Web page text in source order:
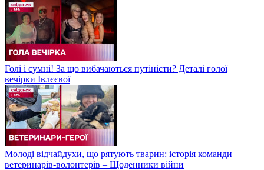
Голі і сумні! За що вибачаються путіністи? Деталі голої
вечірки Івлєєвої
Молоді відчайдухи, що рятують тварин: історія команди
ветеринарів-волонтерів – Щоденники війни